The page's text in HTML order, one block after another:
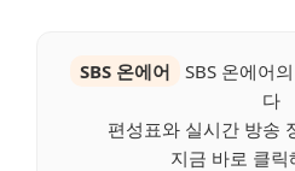
SBS 온에어
SBS 온에어
다
편성표와 실시간 방송
지금 바로 클릭